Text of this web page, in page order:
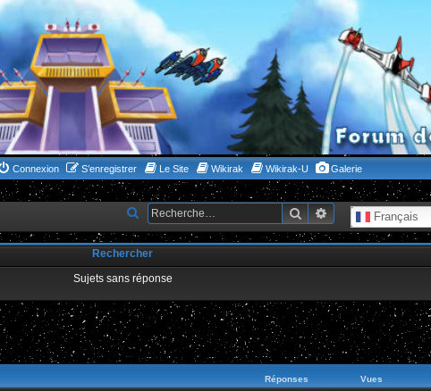
Connexion S’enregistrer Le Site Wikirak Wikirak-U Galerie
Français
RechercherRecherche avancée
e
c
h
e
r
h
e
Rechercher
Sujets sans réponse
Réponses Vues